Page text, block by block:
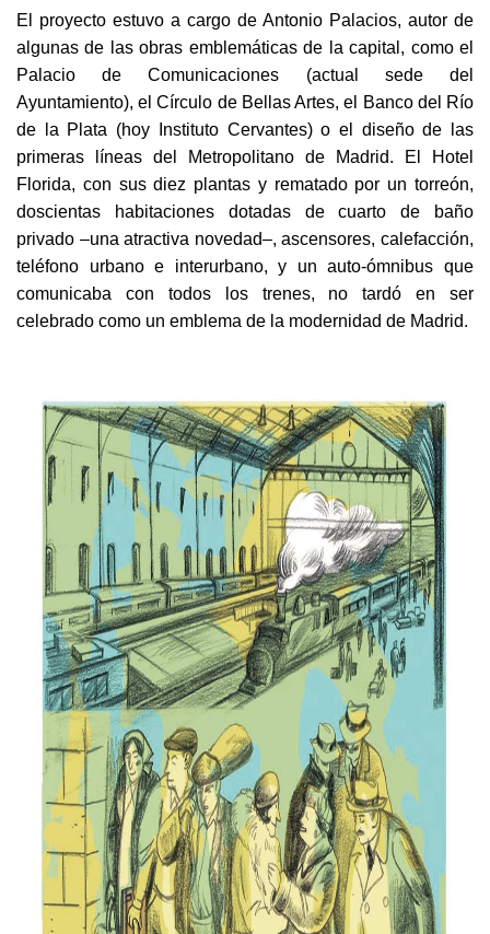
El proyecto estuvo a cargo de Antonio Palacios, autor de
algunas de las obras emblemáticas de la capital, como el
Palacio de Comunicaciones (actual sede del
Ayuntamiento), el Círculo de Bellas Artes, el Banco del Río
de la Plata (hoy Instituto Cervantes) o el diseño de las
primeras líneas del Metropolitano de Madrid. El Hotel
Florida, con sus diez plantas y rematado por un torreón,
doscientas habitaciones dotadas de cuarto de baño
privado –una atractiva novedad–, ascensores, calefacción,
teléfono urbano e interurbano, y un auto-ómnibus que
comunicaba con todos los trenes, no tardó en ser
celebrado como un emblema de la modernidad de Madrid.